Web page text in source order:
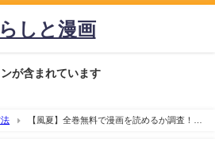
しと漫画
が含まれています
【風夏】全巻無料で漫画を読めるか調査！20